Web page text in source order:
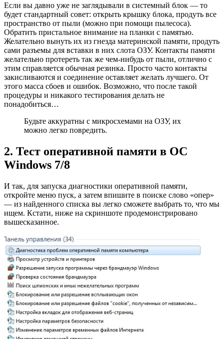
Если вы давно уже не заглядывали в системный блок — то
будет стандартный совет: открыть крышку блока, продуть все
пространство от пыли (можно при помощи пылесоса).
Обратить пристальное внимание на планки с памятью.
Желательно вынуть их из гнезда материнской памяти, продуть
сами разъемы для вставки в них слота ОЗУ. Контакты памяти
желательно протереть так же чем-нибудь от пыли, отлично с
этим справляется обычная резинка. Просто часто контакты
закисливаются и соединение оставляет желать лучшего. От
этого масса сбоев и ошибок. Возможно, что после такой
процедуры и никакого тестирования делать не
понадобиться…
Будьте аккуратны с микросхемами на ОЗУ, их
можно легко повредить.
2. Тест оперативной памяти в ОС
Windows 7/8
И так, для запуска диагностики оперативной памяти,
откройте меню пуск, а затем впишите в поиске слово «опер»
— из найденного списка вы легко сможете выбрать то, что мы
ищем. Кстати, ниже на скриншоте продемонстрировано
вышесказанное.